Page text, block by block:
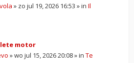
» zo jul 19, 2026 16:53 » in Il
motor
» wo jul 15, 2026 20:08 » in Te